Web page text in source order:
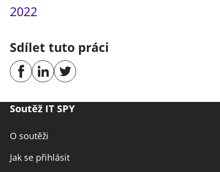
2022
Sdílet tuto práci
Soutěž IT SPY
O soutěži
Jak se přihlásit